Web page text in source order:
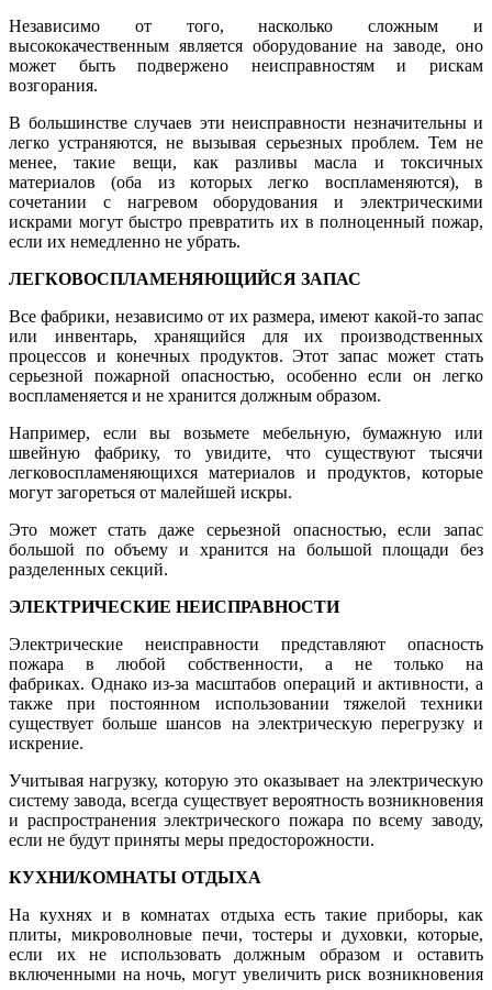
Независимо от того, насколько сложным и
высококачественным является оборудование на заводе, оно
может быть подвержено неисправностям и рискам
возгорания.
В большинстве случаев эти неисправности незначительны и
легко устраняются, не вызывая серьезных проблем. Тем не
менее, такие вещи, как разливы масла и токсичных
материалов (оба из которых легко воспламеняются), в
сочетании с нагревом оборудования и электрическими
искрами могут быстро превратить их в полноценный пожар,
если их немедленно не убрать.
ЛЕГКОВОСПЛАМЕНЯЮЩИЙСЯ ЗАПАС
Все фабрики, независимо от их размера, имеют какой-то запас
или инвентарь, хранящийся для их производственных
процессов и конечных продуктов. Этот запас может стать
серьезной пожарной опасностью, особенно если он легко
воспламеняется и не хранится должным образом.
Например, если вы возьмете мебельную, бумажную или
швейную фабрику, то увидите, что существуют тысячи
легковоспламеняющихся материалов и продуктов, которые
могут загореться от малейшей искры.
Это может стать даже серьезной опасностью, если запас
большой по объему и хранится на большой площади без
разделенных секций.
ЭЛЕКТРИЧЕСКИЕ НЕИСПРАВНОСТИ
Электрические неисправности представляют опасность
пожара в любой собственности, а не только на
фабриках. Однако из-за масштабов операций и активности, а
также при постоянном использовании тяжелой техники
существует больше шансов на электрическую перегрузку и
искрение.
Учитывая нагрузку, которую это оказывает на электрическую
систему завода, всегда существует вероятность возникновения
и распространения электрического пожара по всему заводу,
если не будут приняты меры предосторожности.
КУХНИ/КОМНАТЫ ОТДЫХА
На кухнях и в комнатах отдыха есть такие приборы, как
плиты, микроволновые печи, тостеры и духовки, которые,
если их не использовать должным образом и оставить
включенными на ночь, могут увеличить риск возникновения